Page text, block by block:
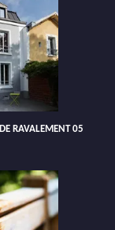
DE RAVALEMENT 05